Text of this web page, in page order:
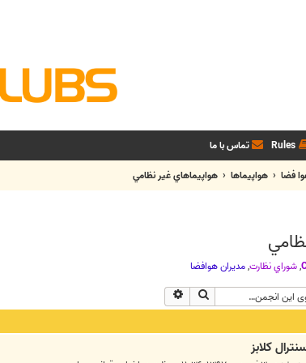
Rules تماس با ما
فضا هواپيماها هواپيماهاي غير نظامي
,شوراي نظارت,مديران هوافضا
جستجو
کلابز